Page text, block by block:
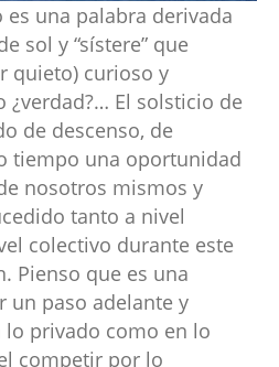
es una palabra derivada
sol y “sístere” que
quieto) curioso y
¿verdad?… El solsticio de
de descenso, de
tiempo una oportunidad
nosotros mismos y
tanto a nivel
colectivo durante este
Pienso que es una
un paso adelante y
privado como en lo
competir por lo